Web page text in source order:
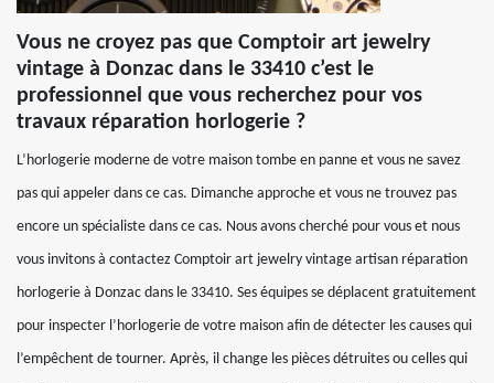
Vous ne croyez pas que Comptoir art jewelry
vintage à Donzac dans le 33410 c’est le
professionnel que vous recherchez pour vos
travaux réparation horlogerie ?
L’horlogerie moderne de votre maison tombe en panne et vous ne savez
pas qui appeler dans ce cas. Dimanche approche et vous ne trouvez pas
encore un spécialiste dans ce cas. Nous avons cherché pour vous et nous
vous invitons à contactez Comptoir art jewelry vintage artisan réparation
horlogerie à Donzac dans le 33410. Ses équipes se déplacent gratuitement
pour inspecter l’horlogerie de votre maison afin de détecter les causes qui
l’empêchent de tourner. Après, il change les pièces détruites ou celles qui